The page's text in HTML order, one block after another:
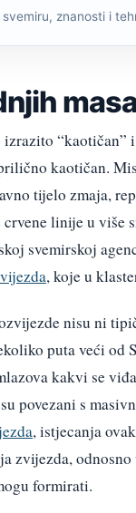
znanosti i
kaotičan.
tijelo zmaja,
linije u više
svemirskoj
, koje u
nisu ni
puta veći od
kakvi se
povezani s
, istjecanja
zvijezda,
formirati.